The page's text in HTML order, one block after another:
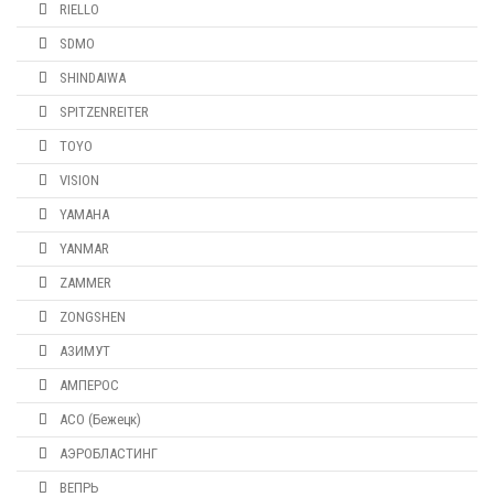
RIELLO
SDMO
SHINDAIWA
SPITZENREITER
TOYO
VISION
YAMAHA
YANMAR
ZAMMER
ZONGSHEN
АЗИМУТ
АМПЕРОС
АСО (Бежецк)
АЭРОБЛАСТИНГ
ВЕПРЬ